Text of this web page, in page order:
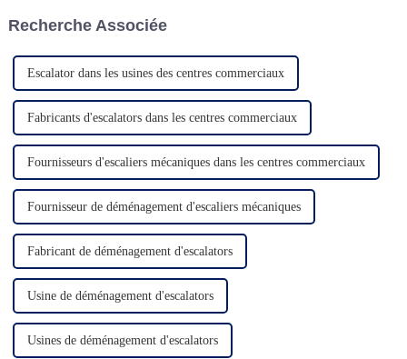
d'énergie...
Recherche Associée
Escalator dans les usines des centres commerciaux
Fabricants d'escalators dans les centres commerciaux
Fournisseurs d'escaliers mécaniques dans les centres commerciaux
Fournisseur de déménagement d'escaliers mécaniques
Fabricant de déménagement d'escalators
Usine de déménagement d'escalators
Usines de déménagement d'escalators